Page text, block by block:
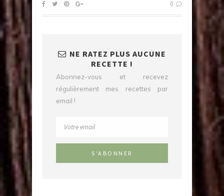
0
NE RATEZ PLUS AUCUNE
RECETTE !
Abonnez-vous et recevez
régulièrement mes recettes par
email !